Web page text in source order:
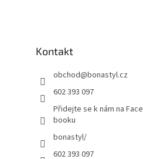
Kontakt
obchod@bonastyl.cz
602 393 097
Přidejte se k nám na Face
booku
bonastyl/
602 393 097